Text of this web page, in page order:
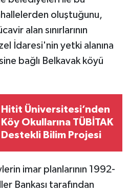
oluştuğunu,
alan sınırlarının
İdaresi'nin yetki alanına
bağlı Belkavak köyü
Hitit Üniversitesi’nden
Köy Okullarına TÜBİTAK
Destekli Bilim Projesi
imar planlarının 1992-
Bankası tarafından